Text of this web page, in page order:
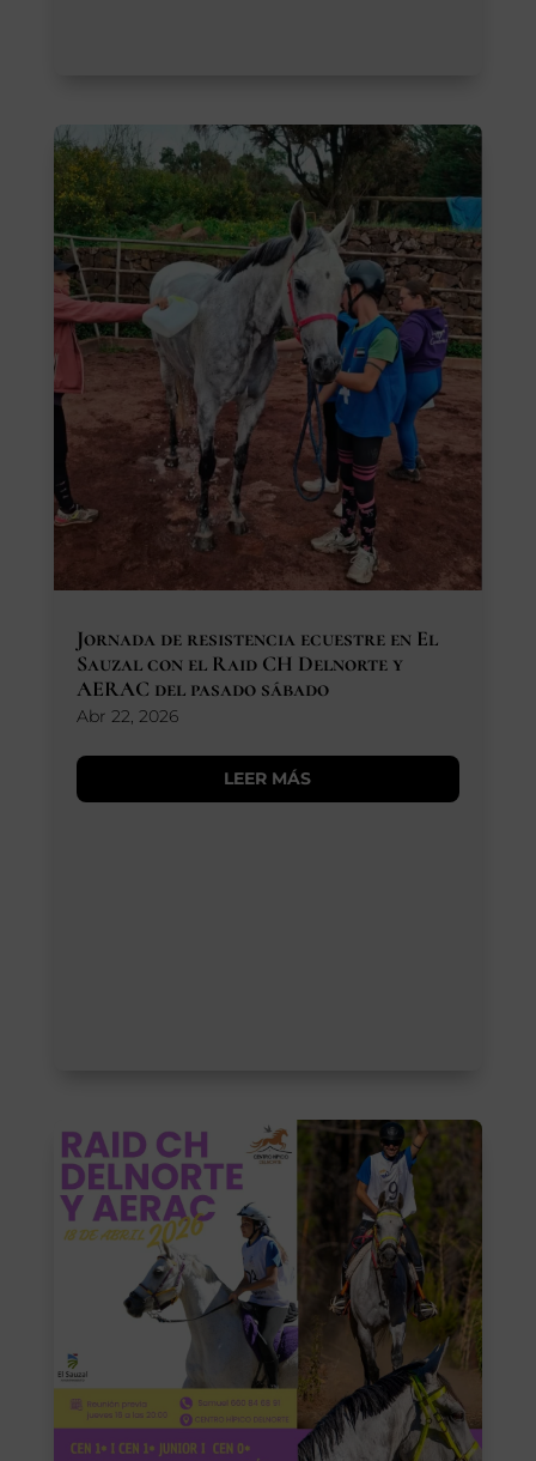
Jornada de resistencia ecuestre en El
Sauzal con el Raid CH Delnorte y
AERAC del pasado sábado
Abr 22, 2026
LEER MÁS